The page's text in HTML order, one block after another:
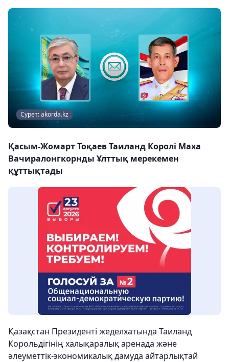
Сурет: akorda.kz
Қасым-Жомарт Тоқаев Таиланд Королі Маха
Вачиралонгкорнды Ұлттық мерекемен
құттықтады
Қазақстан Президенті жеделхатында Таиланд
Корольдігінің халықаралық аренада және
әлеуметтік-экономикалық дамуда айтарлықтай